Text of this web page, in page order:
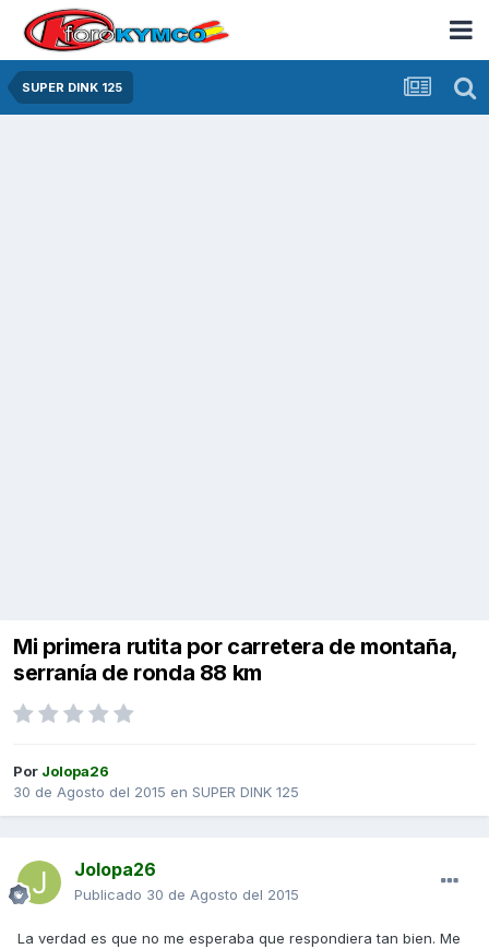
SUPER DINK 125
Mi primera rutita por carretera de montaña,
serranía de ronda 88 km
Por Jolopa26
30 de Agosto del 2015 en SUPER DINK 125
Jolopa26
Publicado 30 de Agosto del 2015
La verdad es que no me esperaba que respondiera tan bien. Me